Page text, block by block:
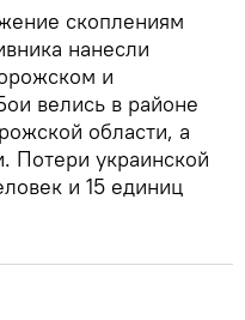
скоплениям
нанесли
и
велись в районе
области, а
Потери украинской
и 15 единиц